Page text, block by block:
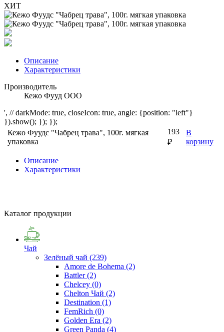
ХИТ
Описание
Характеристики
Производитель
Кежо Фууд ООО
', // darkMode: true, closeIcon: true, angle: {position: "left"}
}).show(); }); });
Кежо Фуудс "Чабрец трава", 100г. мягкая
упаковка
193
₽
В
корзину
Описание
Характеристики
Каталог продукции
Чай
Зелёный чай (239)
Amore de Bohema (2)
Battler(2)
Chelcey (0)
Chelton Чай (2)
Destination (1)
FemRich (0)
Golden Era (2)
Green Panda (4)